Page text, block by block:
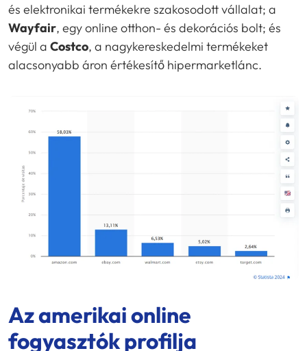
és elektronikai termékekre szakosodott vállalat; a
Wayfair, egy online otthon- és dekorációs bolt; és
végül a Costco, a nagykereskedelmi termékeket
alacsonyabb áron értékesítő hipermarketlánc.
Az amerikai online
fogyasztók profilja